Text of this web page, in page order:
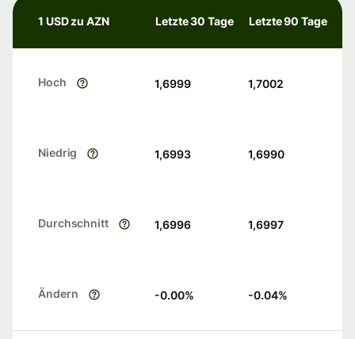
1 USD zu AZN Letzte 30 Tage Letzte 90 Tage
Hoch 1,6999 1,7002
Niedrig 1,6993 1,6990
Durchschnitt 1,6996 1,6997
Ändern -0.00% -0.04%